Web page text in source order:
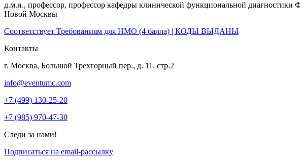
д.м.н., профессор, профессор кафедры клинической функциональной
Новой Москвы
Соответствует Требованиям для НМО (4 балла) | КОДЫ ВЫДАНЫ
Контакты
г. Москва, Большой Трехгорный пер., д. 11, стр.2
info@eventumc.com
+7 (499) 130-25-20
+7 (985) 970-47-30
Следи за нами!
Подписаться на email-рассылку